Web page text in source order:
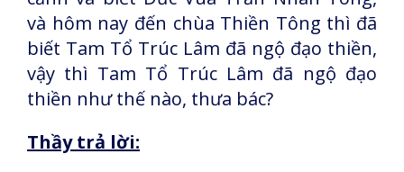
và hôm nay đến chùa Thiền Tông thì đã
biết Tam Tổ Trúc Lâm đã ngộ đạo thiền,
vậy thì Tam Tổ Trúc Lâm đã ngộ đạo
thiền như thế nào, thưa bác?
Thầy trả lời: